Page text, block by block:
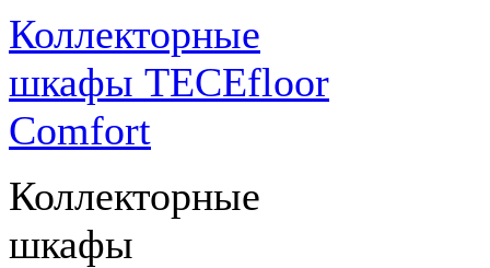
Коллекторные
шкафы TECEfloor
Comfort
Коллекторные
шкафы